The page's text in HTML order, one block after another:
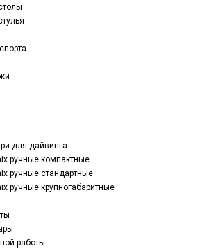
для дайвинга
ручные компактные
ручные стандартные
ручные крупногабаритные
работы